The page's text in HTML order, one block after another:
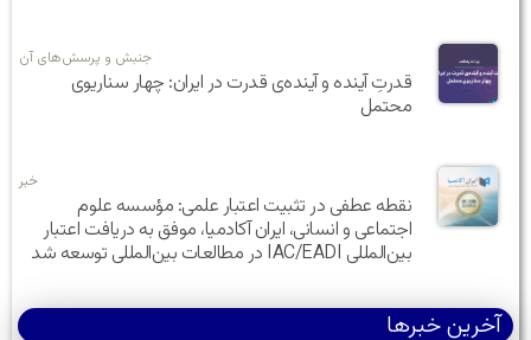
جنبش و پرسش‌های آن
قدرتِ آینده و آینده‌ی قدرت در ایران: چهار سناریوی
محتمل
خبر
نقطه عطفی در تثبیت اعتبار علمی: مؤسسه علوم
اجتماعی و انسانی، ایران آکادمیا، موفق به دریافت اعتبار
بین‌المللی IAC/EADI در مطالعات بین‌المللی توسعه شد
آخرین خبرها